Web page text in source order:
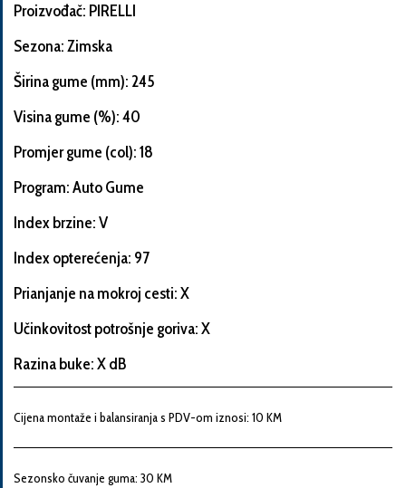
Broj
Informacije
o
automobila
Snaga
motora
Proizvođač: PIRELLI
Sezona: Zimska
Širina gume (mm): 245
Visina gume (%): 40
Promjer gume (col): 18
Program: Auto Gume
Index brzine: V
Index opterećenja: 97
Prianjanje na mokroj cesti: X
Učinkovitost potrošnje goriva: X
Razina buke: X dB
Cijena montaže i balansiranja s PDV-om iznosi: 10 KM
Sezonsko čuvanje guma: 30 KM